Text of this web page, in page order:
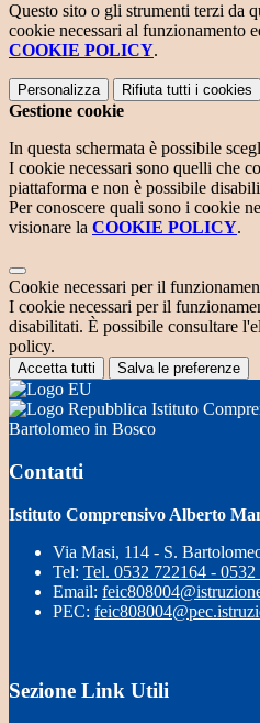
Questo sito o gli strumenti terzi da
cookie necessari al funzionamento
COOKIE POLICY.
Personalizza Rifiuta tutti i cookies
Gestione cookie
In questa schermata è possibile
I cookie necessari sono quelli che
piattaforma e non è possibile
Per conoscere quali sono i cookie
visionare la COOKIE POLICY.
Cookie necessari per il
I cookie necessari per il
disabilitati. È possibile consultare
policy.
Accetta tutti Salva le preferenze
Istituto
Bartolomeo in Bosco
Contatti
Istituto Comprensivo Alberto
Via Masi, 114 - S.
Tel: Tel. 0532 722164 - 0532
Email:
PEC:
Sezione Link Utili